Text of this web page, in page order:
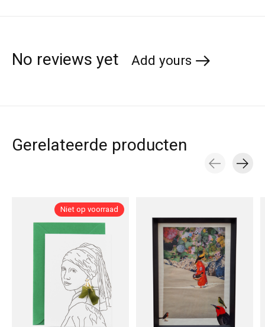
No reviews yet Add yours
Gerelateerde producten
Niet op voorraad